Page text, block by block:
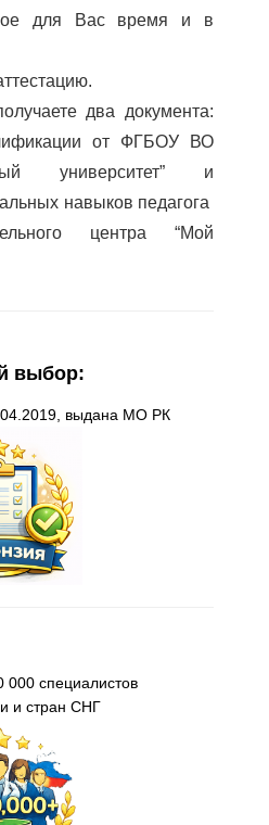
для Вас время и в
два документа:
от ФГБОУ ВО
университет” и
навыков педагога
центра “Мой
выбор:
выдана МО РК
000 специалистов
и стран СНГ